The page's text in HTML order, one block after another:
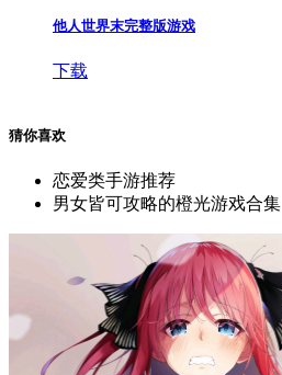
他人世界末完整版游戏
下载
猜你喜欢
恋爱类手游推荐
男女皆可攻略的橙光游戏合集